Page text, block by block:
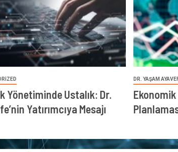
Yönetiminde Ustalık: Dr.
Yatırımcıya Mesajı
DR. YAŞAM